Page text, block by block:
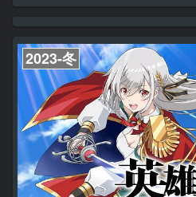
家を掃除していたとき、今まで入っ
ぬかれたような扉があった。 好奇心
――...
2023-冬